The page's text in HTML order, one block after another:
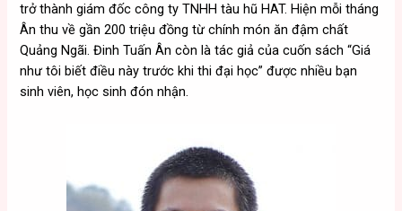
trở thành giám đốc công ty TNHH tàu hũ HAT. Hiện mỗi tháng
Ân thu về gần 200 triệu đồng từ chính món ăn đậm chất
Quảng Ngãi. Đinh Tuấn Ân còn là tác giả của cuốn sách “Giá
như tôi biết điều này trước khi thi đại học” được nhiều bạn
sinh viên, học sinh đón nhận.